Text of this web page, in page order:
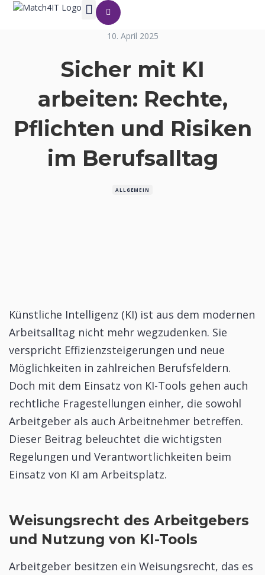
10. April 2025
Sicher mit KI
arbeiten: Rechte,
Pflichten und Risiken
im Berufsalltag
ALLGEMEIN
Künstliche Intelligenz (KI) ist aus dem modernen
Arbeitsalltag nicht mehr wegzudenken. Sie
verspricht Effizienzsteigerungen und neue
Möglichkeiten in zahlreichen Berufsfeldern.
Doch mit dem Einsatz von KI-Tools gehen auch
rechtliche Fragestellungen einher, die sowohl
Arbeitgeber als auch Arbeitnehmer betreffen.
Dieser Beitrag beleuchtet die wichtigsten
Regelungen und Verantwortlichkeiten beim
Einsatz von KI am Arbeitsplatz.
Weisungsrecht des Arbeitgebers
und Nutzung von KI-Tools
Arbeitgeber besitzen ein Weisungsrecht, das es